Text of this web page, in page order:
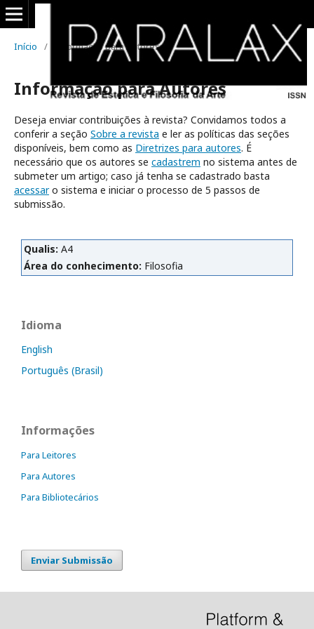
Início / Informação para Autores
Informação para Autores
Deseja enviar contribuições à revista? Convidamos todos a
conferir a seção Sobre a revista e ler as políticas das seções
disponíveis, bem como as Diretrizes para autores. É
necessário que os autores se cadastrem no sistema antes de
submeter um artigo; caso já tenha se cadastrado basta
acessaro sistema e iniciar o processo de 5 passos de
submissão.
Qualis: A4
Área do conhecimento: Filosofia
Idioma
English
Português (Brasil)
Informações
Para Leitores
Para Autores
Para Bibliotecários
Enviar Submissão